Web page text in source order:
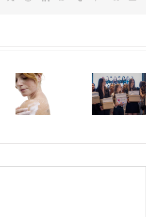
Koža kao na
odmoru –
Shaping
Futures:
Revija frizura